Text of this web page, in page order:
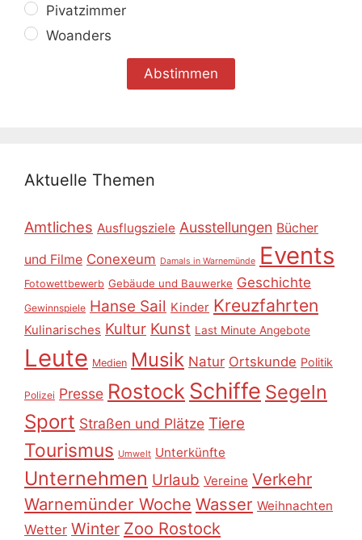
Pivatzimmer
Woanders
Aktuelle Themen
Amtliches Ausflugsziele Ausstellungen Bücher
und Filme Conexeum Damals in Warnemünde Events
Fotowettbewerb Gebäude und Bauwerke Geschichte
Gewinnspiele Hanse Sail Kinder Kreuzfahrten
Kulinarisches Kultur Kunst Last Minute Angebote
Leute Medien Musik Natur Ortskunde Politik
Polizei Presse Rostock Schiffe Segeln
Sport Straßen und Plätze Tiere
Tourismus Umwelt Unterkünfte
Unternehmen Urlaub Vereine Verkehr
Warnemünder Woche Wasser Weihnachten
Wetter Winter Zoo Rostock